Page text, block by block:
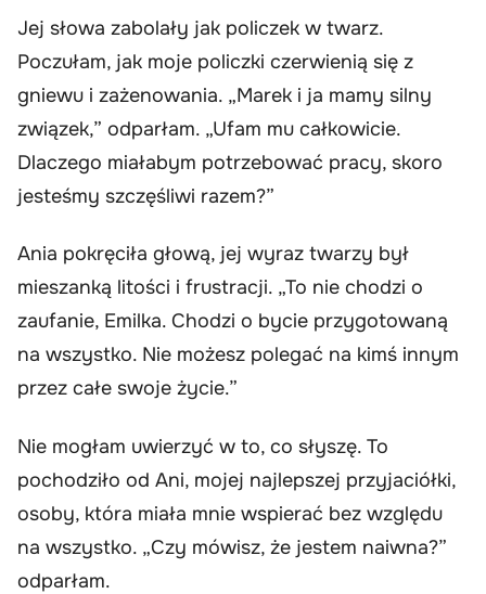
Jej słowa zabolały jak policzek w twarz.
Poczułam, jak moje policzki czerwienią się z
gniewu i zażenowania. „Marek i ja mamy silny
związek,” odparłam. „Ufam mu całkowicie.
Dlaczego miałabym potrzebować pracy, skoro
jesteśmy szczęśliwi razem?”
Ania pokręciła głową, jej wyraz twarzy był
mieszanką litości i frustracji. „To nie chodzi o
zaufanie, Emilka. Chodzi o bycie przygotowaną
na wszystko. Nie możesz polegać na kimś innym
przez całe swoje życie.”
Nie mogłam uwierzyć w to, co słyszę. To
pochodziło od Ani, mojej najlepszej przyjaciółki,
osoby, która miała mnie wspierać bez względu
na wszystko. „Czy mówisz, że jestem naiwna?”
odparłam.